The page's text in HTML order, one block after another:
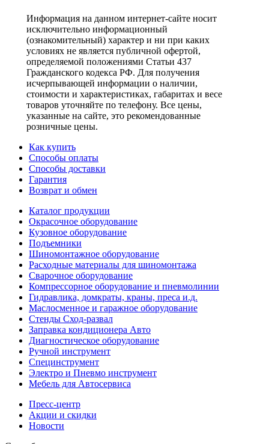
Информация на данном интернет-сайте носит
исключительно информационный
(ознакомительный) характер и ни при каких
условиях не является публичной офертой,
определяемой положениями Статьи 437
Гражданского кодекса РФ. Для получения
исчерпывающей информации о наличии,
стоимости и характеристиках, габаритах и весе
товаров уточняйте по телефону. Все цены,
указанные на сайте, это рекомендованные
розничные цены.
Как купить
Способы оплаты
Способы доставки
Гарантия
Возврат и обмен
Каталог продукции
Окрасочное оборудование
Кузовное оборудование
Подъемники
Шиномонтажное оборудование
Расходные материалы для шиномонтажа
Сварочное оборудование
Компрессорное оборудование и пневмолинии
Гидравлика, домкраты, краны, преса и.д.
Маслосменное и гаражное оборудование
Стенды Сход-развал
Заправка кондиционера Авто
Диагностическое оборудование
Ручной инструмент
Специнструмент
Электро и Пневмо инструмент
Мебель для Автосервиса
Пресс-центр
Акции и скидки
Новости